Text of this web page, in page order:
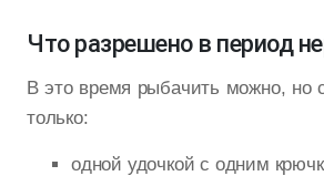
Что разрешено в период
В это время рыбачить можно, но
только:
одной удочкой с одним